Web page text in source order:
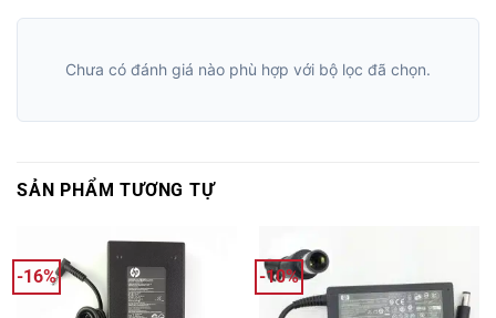
Chưa có đánh giá nào phù hợp với bộ lọc đã chọn.
SẢN PHẨM TƯƠNG TỰ
-16% -10%